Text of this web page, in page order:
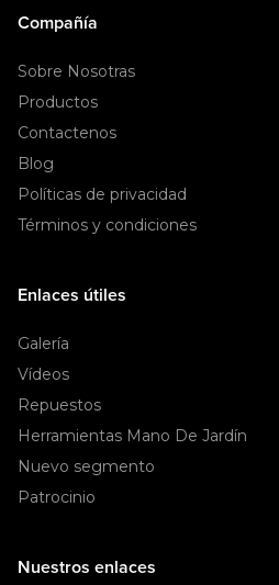
Compañía
Sobre Nosotras
Productos
Contactenos
Blog
Políticas de privacidad
Términos y condiciones
Enlaces útiles
Galería
Vídeos
Repuestos
Herramientas Mano De Jardín
Nuevo segmento
Patrocinio
Nuestros enlaces